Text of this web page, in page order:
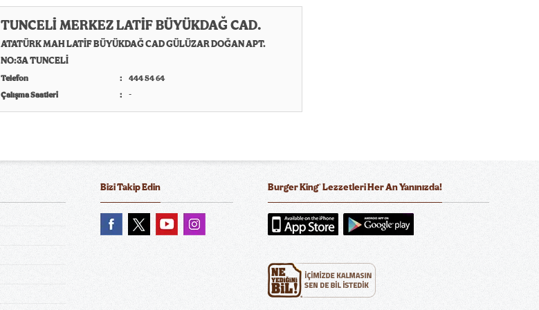
TUNCELİ MERKEZ LATİF BÜYÜKDAĞ CAD.
ATATÜRK MAH LATİF BÜYÜKDAĞ CAD GÜLÜZAR DOĞAN APT.
NO:3A TUNCELİ
Telefon
444 54 64
Çalışma Saatleri
-
Burger King® Lezzetleri Her An Yanınızda!
Bizi Takip Edin